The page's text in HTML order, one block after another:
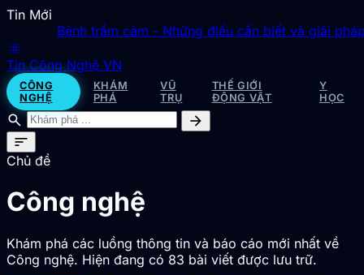
Tin Mới
Bệnh trầm cảm - Những điều cần biết và giải pháp
blur_on
Tin Công Nghệ VN
CÔNG
NGHỆ
KHÁM
PHÁ
VŨ
TRỤ
THẾ GIỚI
ĐỘNG VẬT
Y
HỌC
search
arrow_forward
sort
Chủ đề
Công nghệ
Khám phá các luồng thông tin và báo cáo mới nhất về
Công nghệ. Hiện đang có 83 bài viết được lưu trữ.